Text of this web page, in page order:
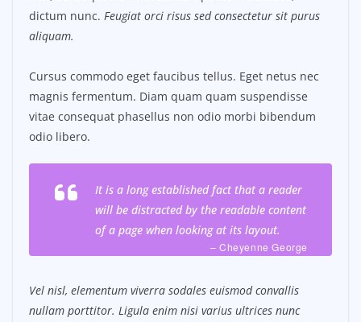
dictum nunc. Feugiat orci risus sed consectetur sit purus
aliquam.
Cursus commodo eget faucibus tellus. Eget netus nec
magnis fermentum. Diam quam quam suspendisse
vitae consequat phasellus non odio morbi bibendum
odio libero.
It is a long established fact that a reader
will be distracted by the readable content
of a page when looking at its layout.
– Cheyenne George
Vel nisl, elementum viverra sodales euismod convallis
nullam porttitor. Ligula enim nisi varius ultrices nunc